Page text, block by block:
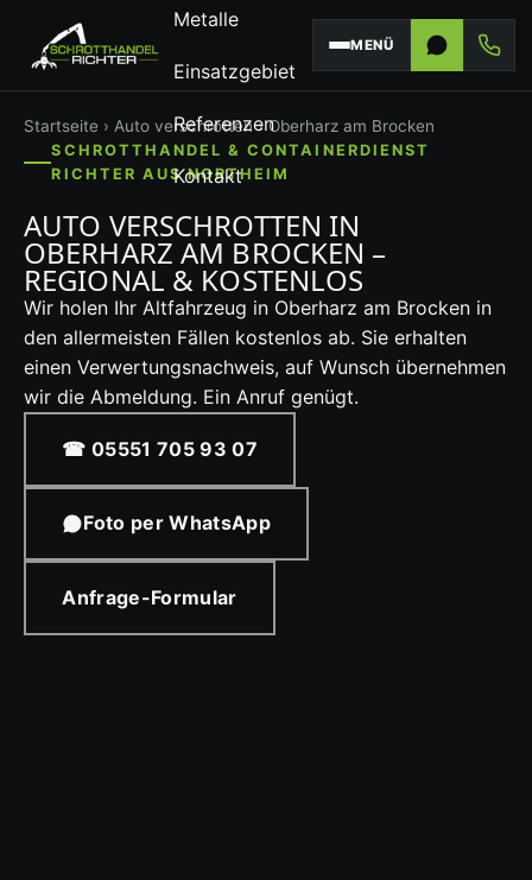
Metalle
Einsatzgebiet
Referenzen
Kontakt
MENÜ
Startseite › Auto verschrotten› Oberharz am Brocken
SCHROTTHANDEL & CONTAINERDIENST
RICHTER AUS NORTHEIM
AUTO VERSCHROTTEN IN
OBERHARZ AM BROCKEN –
REGIONAL & KOSTENLOS
Wir holen Ihr Altfahrzeug in Oberharz am Brocken in
den allermeisten Fällen kostenlos ab. Sie erhalten
einen Verwertungsnachweis, auf Wunsch übernehmen
wir die Abmeldung. Ein Anruf genügt.
☎ 05551 705 93 07
Foto per WhatsApp
Anfrage-Formular